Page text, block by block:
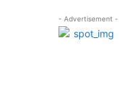
- Advertisement -